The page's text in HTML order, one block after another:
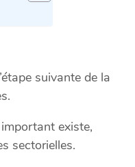
suivante de la
existe,
sectorielles.